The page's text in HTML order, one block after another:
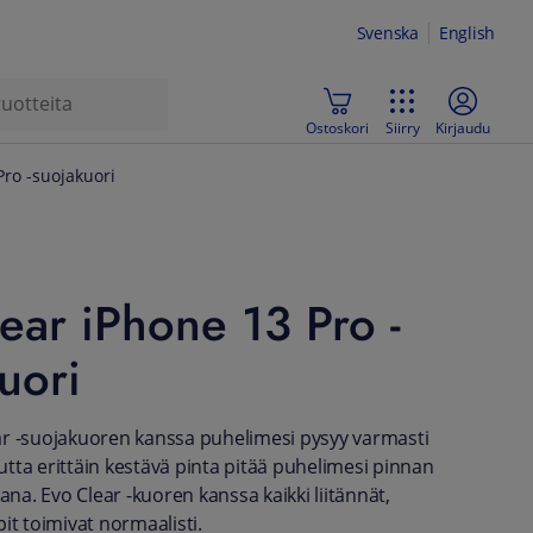
Svenska English
Ostoskori Siirry Kirjaudu
-suojakuori
iPhone 13 Pro -
-suojakuoren kanssa puhelimesi pysyy varmasti
erittäin kestävä pinta pitää puhelimesi pinnan
Evo Clear -kuoren kanssa kaikki liitännät,
toimivat normaalisti.